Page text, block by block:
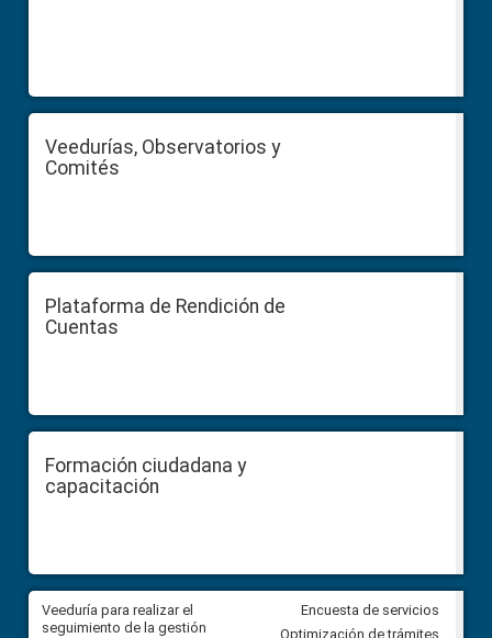
Veedurías, Observatorios y
Comités
Plataforma de Rendición de
Cuentas
Formación ciudadana y
capacitación
Veeduría para realizar el
seguimiento de la gestión
Veeduría para vigilar los
derivados de la Audiencia
Encuesta de servicios
Optimización de trámites